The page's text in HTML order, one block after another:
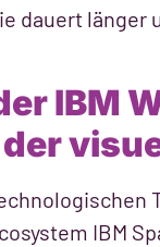
dauert länger
IBM
IBM